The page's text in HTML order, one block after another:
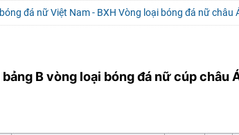
đá nữ Việt Nam - BXH Vòng loại bóng đá nữ châu
bảng B vòng loại bóng đá nữ cúp châu